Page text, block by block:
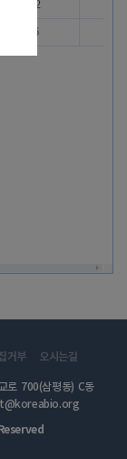
-10.2
14.6
거부 오시는길
로 700(삼평동) C동